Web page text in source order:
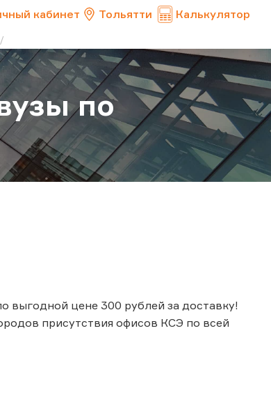
кабинет Тольятти Калькулятор
по
выгодной цене 300 рублей за доставку!
присутствия офисов КСЭ по всей